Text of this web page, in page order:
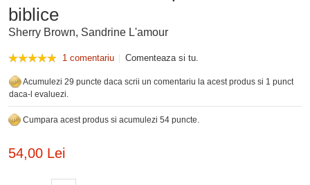
biblice
Sherry Brown, Sandrine L'amour
1 comentariu Comenteaza si tu.
Acumulezi 29 puncte daca scrii un comentariu la acest produs si 1 punct
daca-l evaluezi.
Cumpara acest produs si acumulezi 54 puncte.
54,00 Lei